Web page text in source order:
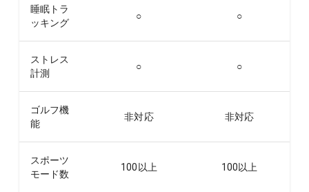
睡眠トラ
ッキング
○ ○
ストレス
計測
○ ○
ゴルフ機
能
非対応 非対応
スポーツ
モード数
100以上 100以上